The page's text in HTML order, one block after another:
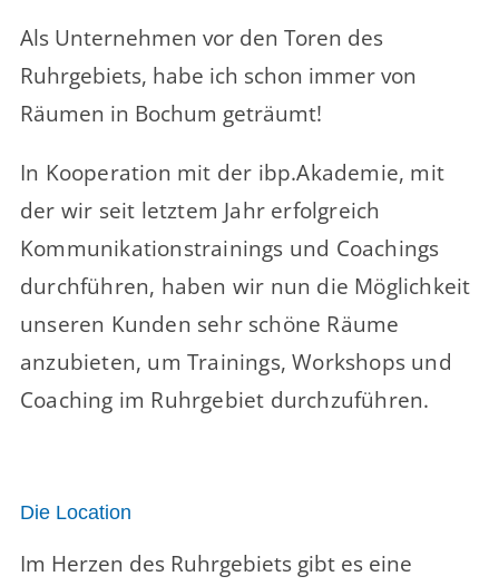
Als Unternehmen vor den Toren des
Ruhrgebiets, habe ich schon immer von
Räumen in Bochum geträumt!
In Kooperation mit der ibp.Akademie, mit
der wir seit letztem Jahr erfolgreich
Kommunikationstrainings und Coachings
durchführen, haben wir nun die Möglichkeit
unseren Kunden sehr schöne Räume
anzubieten, um Trainings, Workshops und
Coaching im Ruhrgebiet durchzuführen.
Die Location
Im Herzen des Ruhrgebiets gibt es eine